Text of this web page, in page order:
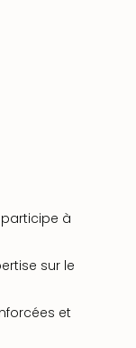
participe à
sur le
et